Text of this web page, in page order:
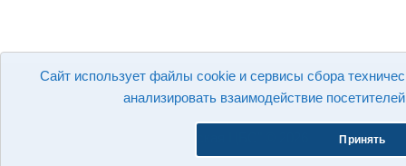
Сайт использует файлы cookie и сервисы сбора
анализировать взаимодействие
Принять